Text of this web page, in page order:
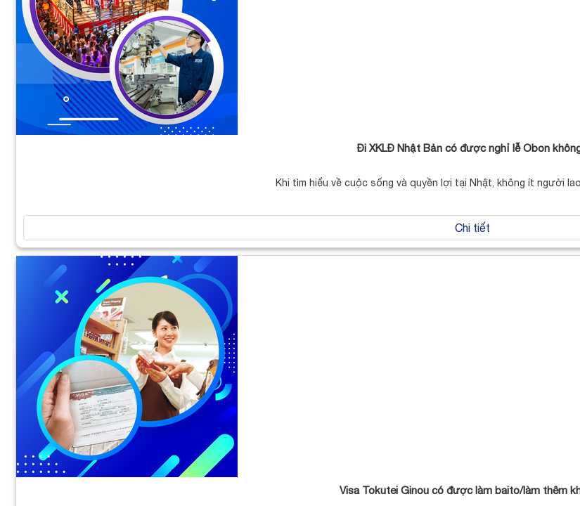
Đi XKLĐ Nhật Bản có được nghỉ lễ Obon
Khi tìm hiểu về cuộc sống và quyền lợi tại Nhật, không ít người
Chi tiết
Visa Tokutei Ginou có được làm baito/làm thêm